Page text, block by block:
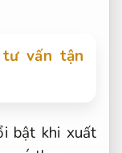
vấn tận
bật khi xuất